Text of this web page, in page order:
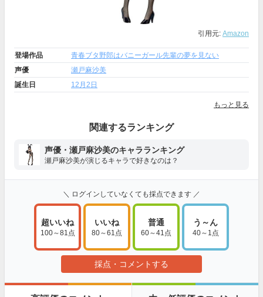
引用元: Amazon
登場作品
青春ブタ野郎はバニーガール先輩の夢を見ない
声優
瀬戸麻沙美
誕生日
12月2日
もっと見る
関連するランキング
声優・瀬戸麻沙美のキャラランキング
瀬戸麻沙美が演じるキャラで好きなのは？
＼ ログインしていなくても採点できます ／
超いいね
100～81点
いいね
80～61点
普通
60～41点
う～ん
40～1点
採点・コメントする